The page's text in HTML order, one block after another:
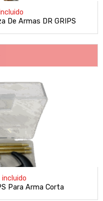
De Armas DR GRIPS
incluido
Para Arma Corta